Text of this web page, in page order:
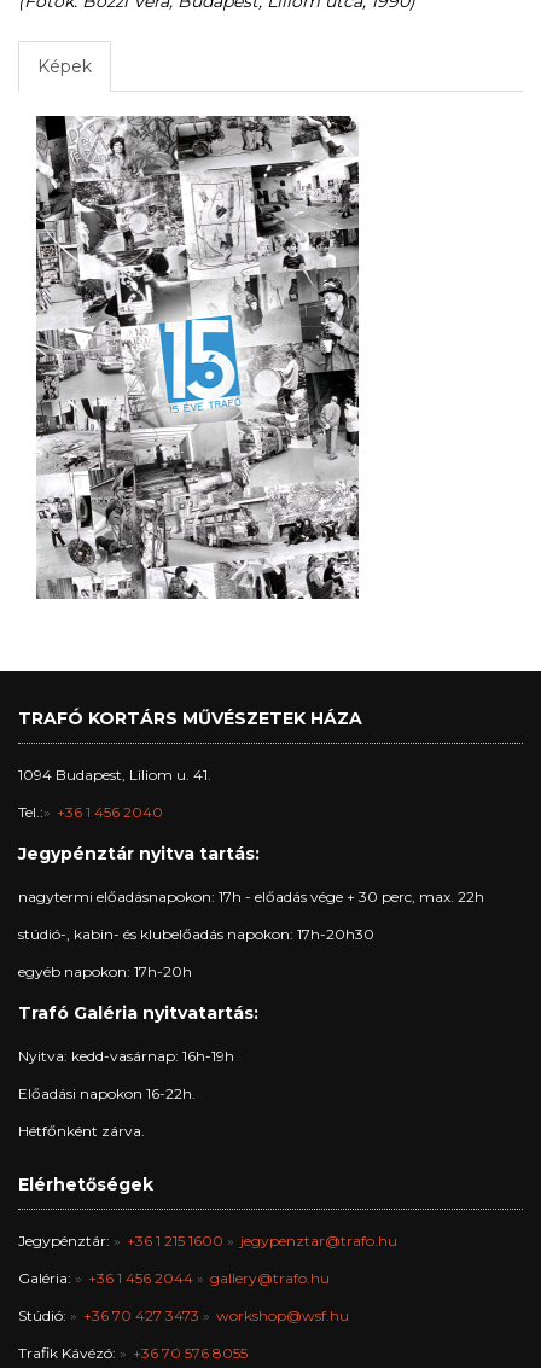
Képek
TRAFÓ KORTÁRS MŰVÉSZETEK HÁZA
1094 Budapest, Liliom u. 41.
Tel.: +36 1 456 2040
Jegypénztár nyitva tartás:
nagytermi előadásnapokon: 17h - előadás vége + 30 perc, max. 22h
stúdió-, kabin- és klubelőadás napokon: 17h-20h30
egyéb napokon: 17h-20h
Trafó Galéria nyitvatartás:
Nyitva: kedd-vasárnap: 16h-19h
Előadási napokon 16-22h.
Hétfőnként zárva.
Elérhetőségek
Jegypénztár: +36 1 215 1600 jegypenztar@trafo.hu
Galéria: +36 1 456 2044 gallery@trafo.hu
Stúdió: +36 70 427 3473 workshop@wsf.hu
Trafik Kávézó: +36 70 576 8055